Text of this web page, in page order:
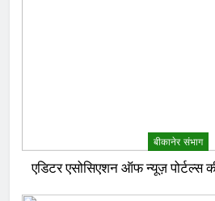
बीकानेर संभाग
एडिटर एसोसिएशन ऑफ न्यूज़ पोर्टल्स की